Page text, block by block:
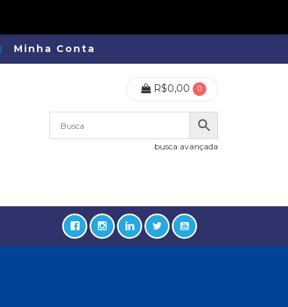
Minha Conta
R$0,00 0
busca avançada